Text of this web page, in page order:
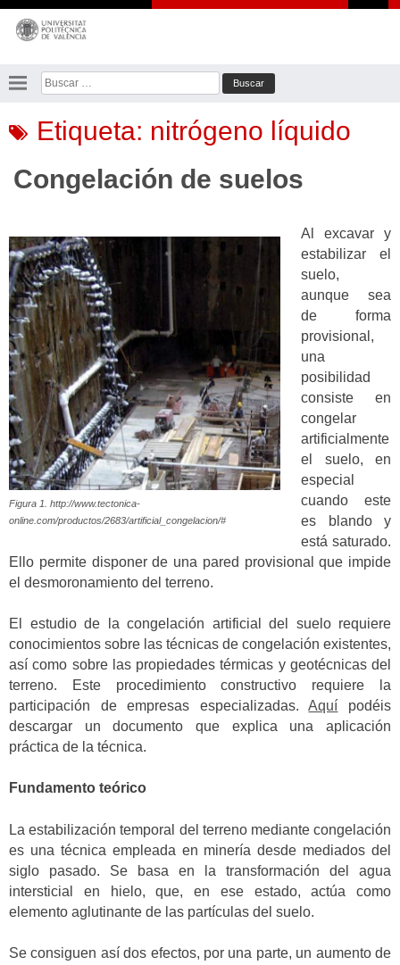
Saltar
contenido
Buscar:
Etiqueta: nitrógeno líquido
Congelación de suelos
Figura 1. http://www.tectonica-
online.com/productos/2683/artificial_congelacion/#
Al excavar y
estabilizar el
suelo,
aunque sea
de forma
provisional,
una
posibilidad
consiste en
congelar
artificialmente
el suelo, en
especial
cuando este
es blando y
está saturado.
Ello permite disponer de una pared provisional que impide
el desmoronamiento del terreno.
El estudio de la congelación artificial del suelo requiere
conocimientos sobre las técnicas de congelación existentes,
así como sobre las propiedades térmicas y geotécnicas del
terreno. Este procedimiento constructivo requiere la
participación de empresas especializadas.Aquí podéis
descargar un documento que explica una aplicación
práctica de la técnica.
Fundamento teórico
La estabilización temporal del terreno mediante congelación
es una técnica empleada en minería desde mediados del
siglo pasado. Se basa en la transformación del agua
intersticial en hielo, que, en ese estado, actúa como
elemento aglutinante de las partículas del suelo.
Se consiguen así dos efectos, por una parte, un aumento de